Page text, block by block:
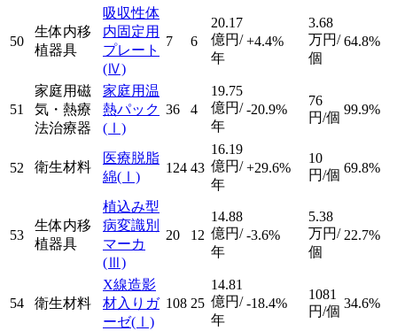
50
生体内移
植器具
吸収性体
内固定用
プレート
(Ⅳ)
7 6
20.17
億円/
年
+4.4%
3.68
万円/
個
64.8%
51
家庭用磁
気・熱療
法治療器
家庭用温
熱パック
(Ⅰ)
36 4
19.75
億円/
年
-20.9%
76
円/個
99.9%
52 衛生材料
医療脱脂
綿(Ⅰ)
124 43
16.19
億円/
年
+29.6%
10
円/個 69.8%
53
生体内移
植器具
植込み型
病変識別
マーカ
(Ⅲ)
20 12
14.88
億円/
年
-3.6%
5.38
万円/
個
22.7%
54 衛生材料
X線造影
材入りガ
ーゼ(Ⅰ)
108 25
14.81
億円/
年
-18.4%
1081
円/個
34.6%